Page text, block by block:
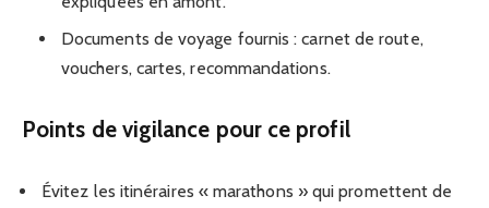
Documents de voyage fournis : carnet de route,
vouchers, cartes, recommandations.
Points de vigilance pour ce profil
Évitez les itinéraires « marathons » qui promettent de